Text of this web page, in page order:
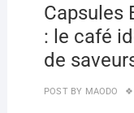
Capsules
: le café
de
POST BY MAODO